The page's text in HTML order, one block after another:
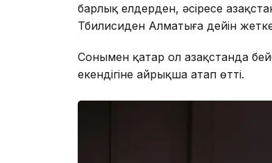
барлық елдерден, әсіресе
Тбилисиден Алматыға дейін
Сонымен қатар ол Қазақстанда
екендігіне айрықша атап өтті.